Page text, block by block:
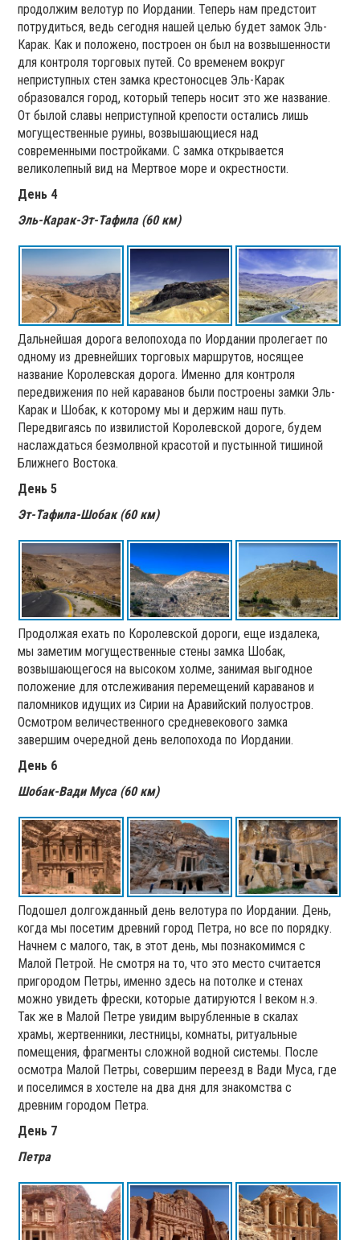
продолжим велотур по Иордании. Теперь нам предстоит
потрудиться, ведь сегодня нашей целью будет замок Эль-
Карак. Как и положено, построен он был на возвышенности
для контроля торговых путей. Со временем вокруг
неприступных стен замка крестоносцев Эль-Карак
образовался город, который теперь носит это же название.
От былой славы неприступной крепости остались лишь
могущественные руины, возвышающиеся над
современными постройками. С замка открывается
великолепный вид на Мертвое море и окрестности.
День 4
Эль-Карак-Эт-Тафила (60 км)
Дальнейшая дорога велопохода по Иордании пролегает по
одному из древнейших торговых маршрутов, носящее
название Королевская дорога. Именно для контроля
передвижения по ней караванов были построены замки Эль-
Карак и Шобак, к которому мы и держим наш путь.
Передвигаясь по извилистой Королевской дороге, будем
наслаждаться безмолвной красотой и пустынной тишиной
Ближнего Востока.
День 5
Эт-Тафила-Шобак (60 км)
Продолжая ехать по Королевской дороги, еще издалека,
мы заметим могущественные стены замка Шобак,
возвышающегося на высоком холме, занимая выгодное
положение для отслеживания перемещений караванов и
паломников идущих из Сирии на Аравийский полуостров.
Осмотром величественного средневекового замка
завершим очередной день велопохода по Иордании.
День 6
Шобак-Вади Муса (60 км)
Подошел долгожданный день велотура по Иордании. День,
когда мы посетим древний город Петра, но все по порядку.
Начнем с малого, так, в этот день, мы познакомимся с
Малой Петрой. Не смотря на то, что это место считается
пригородом Петры, именно здесь на потолке и стенах
можно увидеть фрески, которые датируются І веком н.э.
Так же в Малой Петре увидим вырубленные в скалах
храмы, жертвенники, лестницы, комнаты, ритуальные
помещения, фрагменты сложной водной системы. После
осмотра Малой Петры, совершим переезд в Вади Муса, где
и поселимся в хостеле на два дня для знакомства с
древним городом Петра.
День 7
Петра